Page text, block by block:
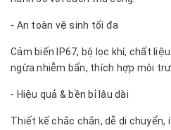
- An toàn vệ sinh tối đa
Cảm biến IP67, bộ lọc khí, chất
ngừa nhiễm bẩn, thích hợp môi
- Hiệu quả & bền bỉ lâu dài
Thiết kế chắc chắn, dễ di chuyển,